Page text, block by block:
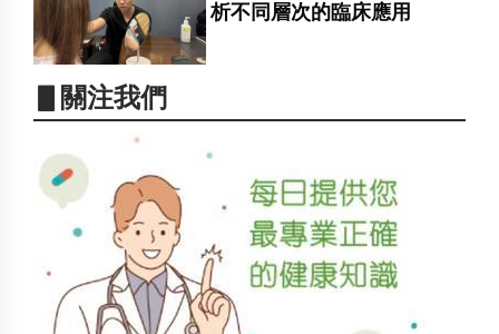
析不同層次的臨床應用
▋關注我們